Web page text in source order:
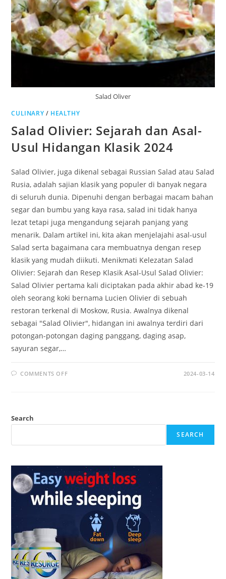
Salad Oliver
CULINARY / HEALTHY
Salad Olivier: Sejarah dan Asal-
Usul Hidangan Klasik 2024
Salad Olivier, juga dikenal sebagai Russian Salad atau Salad
Rusia, adalah sajian klasik yang populer di banyak negara
di seluruh dunia. Dipenuhi dengan berbagai macam bahan
segar dan bumbu yang kaya rasa, salad ini tidak hanya
lezat tetapi juga mengandung sejarah panjang yang
menarik. Dalam artikel ini, kita akan menjelajahi asal-usul
Salad serta bagaimana cara membuatnya dengan resep
klasik yang mudah diikuti. Menikmati Kelezatan Salad
Olivier: Sejarah dan Resep Klasik Asal-Usul Salad Olivier:
Salad Olivier pertama kali diciptakan pada akhir abad ke-19
oleh seorang koki bernama Lucien Olivier di sebuah
restoran terkenal di Moskow, Rusia. Awalnya dikenal
sebagai "Salad Olivier", hidangan ini awalnya terdiri dari
potongan-potongan daging panggang, daging asap,
sayuran segar,…
COMMENTS OFFON
KLASIK
2024-03-14
Search
SEARCH